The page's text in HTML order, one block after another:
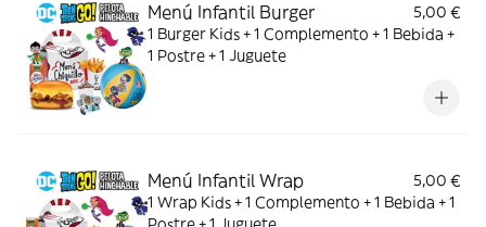
Menú Infantil Burger
5,00 €
1 Burger Kids + 1 Complemento + 1 Bebida +
1 Postre + 1 Juguete
Menú Infantil Wrap
5,00 €
1 Wrap Kids + 1 Complemento + 1 Bebida + 1